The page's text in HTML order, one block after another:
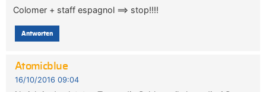
Colomer + staff espagnol ==> stop!!!!
Antworten
Atomicblue
16/10/2016 09:04